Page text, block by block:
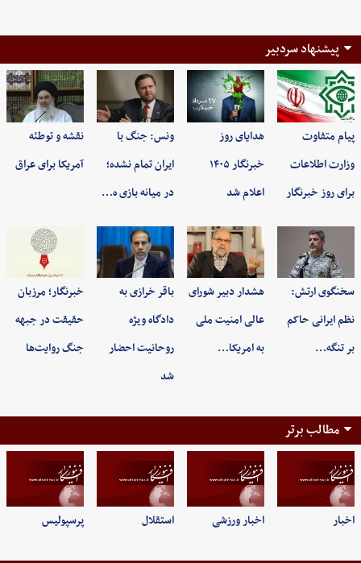
پیشنهاد سردبیر
پیام متفاوت
وزارت اطلاعات
برای روز خبرنگار
هدایای روز
خبرنگار ۱۴۰۵
اعلام شد
ونس: جنگ با
ایران تمام نشده؛
در میانه بازی ه…
نقشه و توطئه
آمریکا برای عراق
سخنگوی ارتش:
نظم ایرانی حاکم
بر تنگه…
هشدار دبیر شورای
عالی امنیت ملی
به امریکا…
باقر خرازی به
دادگاه ویژه
روحانیت احضار
شد
خبرنگار؛ مرزبان
حقیقت در جبهه
جنگ روایت‌ها
مطالب برتر
اخبار اخبار ورزشی استقلال پرسپولیس